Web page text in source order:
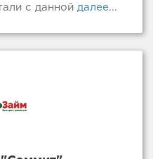
с даннойдалее...